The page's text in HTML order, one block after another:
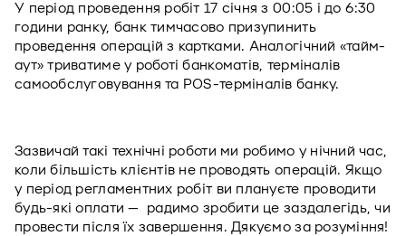
У період проведення робіт 17 січня з 00:05 і до 6:30
години ранку, банк тимчасово призупинить
проведення операцій з картками. Аналогічний «тайм-
аут» триватиме у роботі банкоматів, терміналів
самообслуговування та POS-терміналів банку.
Зазвичай такі технічні роботи ми робимо у нічний час,
коли більшість клієнтів не проводять операцій. Якщо
у період регламентних робіт ви плануєте проводити
будь-які оплати —  радимо зробити це заздалегідь, чи
провести після їх завершення. Дякуємо за розуміння!